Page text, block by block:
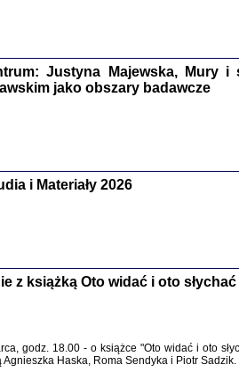
Stanisław Adler, oprac. i
Warszawa 2018
Justyna Majewska, Mury i
jako obszary badawcze
i Materiały 2026
z książką Oto widać i oto słychać
godz. 18.00 - o książce "Oto widać i oto
Haska, Roma Sendyka i Piotr Sadzik.